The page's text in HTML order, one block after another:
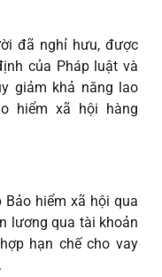
đã nghỉ hưu, được
của Pháp luật và
giảm khả năng lao
hiểm xã hội hàng
hiểm xã hội qua
lương qua tài khoản
hạn chế cho vay